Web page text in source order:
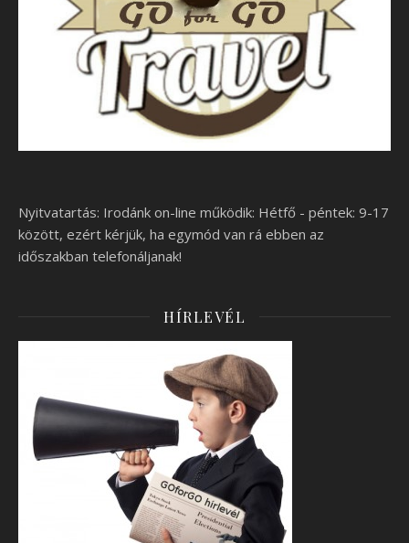
Nyitvatartás: Irodánk on-line működik: Hétfő - péntek: 9-17
között, ezért kérjük, ha egymód van rá ebben az
időszakban telefonáljanak!
HÍRLEVÉL